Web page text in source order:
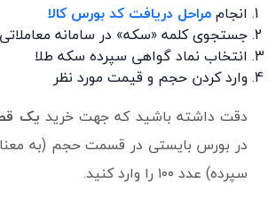
انجاممراحل دریافت کد بورس کالا
جستجوی کلمه «سکه» در سامانه معاملاتی
انتخاب نماد گواهی سپرده سکه طلا
وارد کردن حجم و قیمت مورد نظر
دقت داشته باشید که جهت خرید یک
در بورس بایستی در قسمت حجم (به
سپرده) عدد ۱۰۰ را وارد کنید.